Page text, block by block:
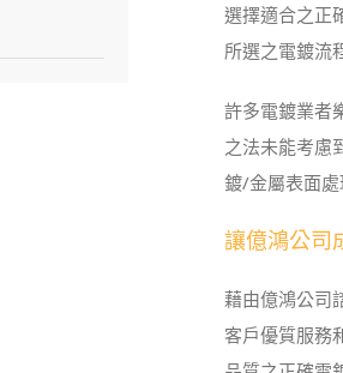
選擇適合之正
所選之電鍍流
許多電鍍業者
之法未能考慮
鍍/金屬表面
讓億鴻公司
藉由億鴻公司
客戶優質服務